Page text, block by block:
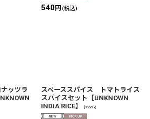
540円 (税込)
ッツラ
スペーススパイス トマトライス
スパイスセット【UNKNOWN
INDIA RICE】
12292]